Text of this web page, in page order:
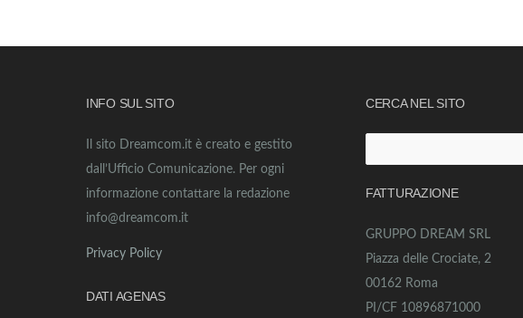
INFO SUL SITO
Il sito Dreamcom.it è creato e gestito
dall’Ufficio Comunicazione. Per ogni
informazione contattare la redazione
info@dreamcom.it
Privacy Policy
DATI AGENAS
CERCA NEL SITO
per:
FATTURAZIONE
GRUPPO DREAM SRL
Piazza delle Crociate, 2
00162 Roma
PI/CF 10896871000